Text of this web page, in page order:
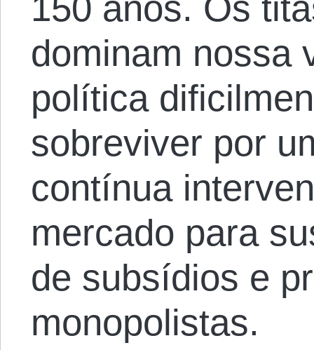
dominam nossa
política
sobreviver por
contínua
mercado para
de subsídios e
monopolistas.